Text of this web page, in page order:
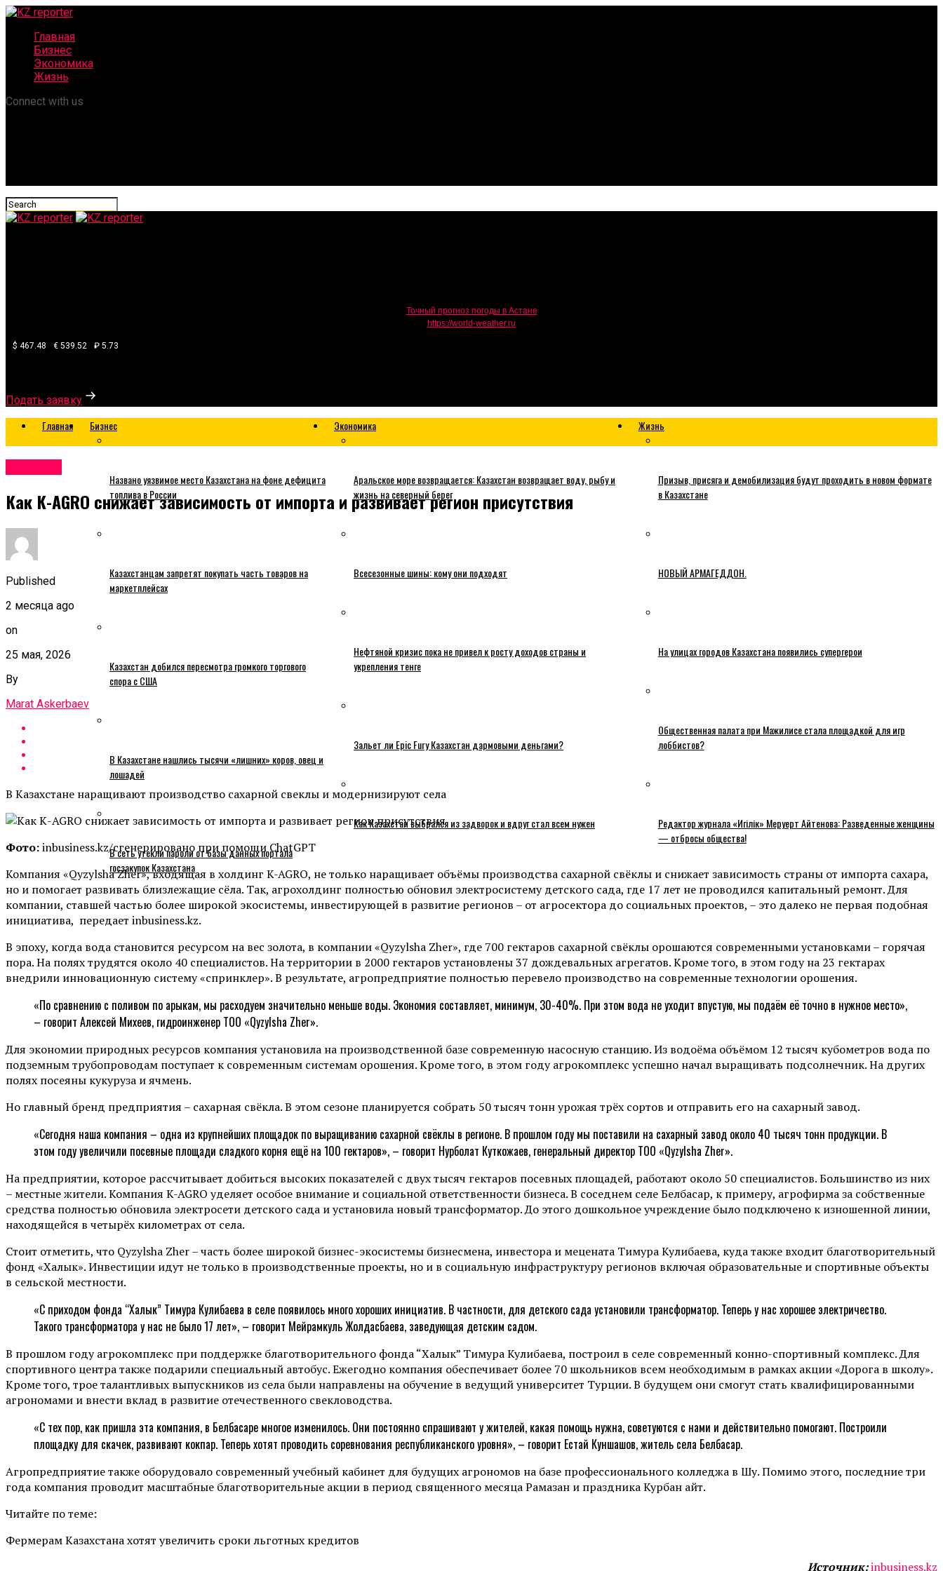
Главная
Бизнес
Экономика
Жизнь
Connect with us
Точный прогноз погоды в Астане
https://world-weather.ru
$ 467.48 € 539.52 ₽ 5.73
Подать заявку
Главная Бизнес
Названо уязвимое место Казахстана на фоне дефицита
топлива в России
Казахстанцам запретят покупать часть товаров на
маркетплейсах
Казахстан добился пересмотра громкого торгового
спора с США
В Казахстане нашлись тысячи «лишних» коров, овец и
лошадей
В сеть утекли пароли от базы данных портала
госзакупок Казахстана
Экономика
Аральское море возвращается: Казахстан возвращает воду, рыбу и
жизнь на северный берег
Всесезонные шины: кому они подходят
Нефтяной кризис пока не привел к росту доходов страны и
укрепления тенге
Зальет ли Epic Fury Казахстан дармовыми деньгами?
Как Казахстан выбрался из задворок и вдруг стал всем нужен
Жизнь
Призыв, присяга и демобилизация будут проходить в новом формате
в Казахстане
НОВЫЙ АРМАГЕДДОН.
На улицах городов Казахстана появились супергерои
Общественная палата при Мажилисе стала площадкой для игр
лоббистов?
Редактор журнала «Игілік» Меруерт Айтенова: Разведенные женщины
— отбросы общества!
Как К-AGRO снижает зависимость от импорта и развивает регион присутствия
Published
2 месяца ago
on
25 мая, 2026
By
Marat Askerbaev
В Казахстане наращивают производство сахарной свеклы и модернизируют села
Фото:inbusiness.kz/сгенерировано при помощи ChatGPT
Компания «Qyzylsha Zher», входящая в холдинг K-AGRO, не только наращивает объёмы производства сахарной свёклы и снижает зависимость страны от импорта сахара,
но и помогает развивать близлежащие сёла. Так, агрохолдинг полностью обновил электросистему детского сада, где 17 лет не проводился капитальный ремонт. Для
компании, ставшей частью более широкой экосистемы, инвестирующей в развитие регионов – от агросектора до социальных проектов, – это далеко не первая подобная
инициатива, передает inbusiness.kz.
В эпоху, когда вода становится ресурсом на вес золота, в компании «Qyzylsha Zher», где 700 гектаров сахарной свёклы орошаются современными установками – горячая
пора. На полях трудятся около 40 специалистов. На территории в 2000 гектаров установлены 37 дождевальных агрегатов. Кроме того, в этом году на 23 гектарах
внедрили инновационную систему «спринклер». В результате, агропредприятие полностью перевело производство на современные технологии орошения.
«По сравнению с поливом по арыкам, мы расходуем значительно меньше воды. Экономия составляет, минимум, 30-40%. При этом вода не уходит впустую, мы подаём её точно в нужное место»,
– говорит Алексей Михеев, гидроинженер ТОО «Qyzylsha Zher».
Для экономии природных ресурсов компания установила на производственной базе современную насосную станцию. Из водоёма объёмом 12 тысяч кубометров вода по
подземным трубопроводам поступает к современным системам орошения. Кроме того, в этом году агрокомплекс успешно начал выращивать подсолнечник. На других
полях посеяны кукуруза и ячмень.
Но главный бренд предприятия – сахарная свёкла. В этом сезоне планируется собрать 50 тысяч тонн урожая трёх сортов и отправить его на сахарный завод.
«Сегодня наша компания – одна из крупнейших площадок по выращиванию сахарной свёклы в регионе. В прошлом году мы поставили на сахарный завод около 40 тысяч тонн продукции. В
этом году увеличили посевные площади сладкого корня ещё на 100 гектаров», – говорит Нурболат Куткожаев, генеральный директор ТОО «Qyzylsha Zher».
На предприятии, которое рассчитывает добиться высоких показателей с двух тысяч гектаров посевных площадей, работают около 50 специалистов. Большинство из них
– местные жители. Компания K-AGRO уделяет особое внимание и социальной ответственности бизнеса. В соседнем селе Белбасар, к примеру, агрофирма за собственные
средства полностью обновила электросети детского сада и установила новый трансформатор. До этого дошкольное учреждение было подключено к изношенной линии,
находящейся в четырёх километрах от села.
Стоит отметить, что Qyzylsha Zher – часть более широкой бизнес-экосистемы бизнесмена, инвестора и мецената Тимура Кулибаева, куда также входит благотворительный
фонд «Халык». Инвестиции идут не только в производственные проекты, но и в социальную инфраструктуру регионов включая образовательные и спортивные объекты
в сельской местности.
«С приходом фонда “Халык” Тимура Кулибаева в селе появилось много хороших инициатив. В частности, для детского сада установили трансформатор. Теперь у нас хорошее электричество.
Такого трансформатора у нас не было 17 лет», – говорит Мейрамкуль Жолдасбаева, заведующая детским садом.
В прошлом году агрокомплекс при поддержке благотворительного фонда “Халык” Тимура Кулибаева, построил в селе современный конно-спортивный комплекс. Для
спортивного центра также подарили специальный автобус. Ежегодно компания обеспечивает более 70 школьников всем необходимым в рамках акции «Дорога в школу».
Кроме того, трое талантливых выпускников из села были направлены на обучение в ведущий университет Турции. В будущем они смогут стать квалифицированными
агрономами и внести вклад в развитие отечественного свекловодства.
«С тех пор, как пришла эта компания, в Белбасаре многое изменилось. Они постоянно спрашивают у жителей, какая помощь нужна, советуются с нами и действительно помогают. Построили
площадку для скачек, развивают кокпар. Теперь хотят проводить соревнования республиканского уровня», – говорит Естай Куншашов, житель села Белбасар.
Агропредприятие также оборудовало современный учебный кабинет для будущих агрономов на базе профессионального колледжа в Шу. Помимо этого, последние три
года компания проводит масштабные благотворительные акции в период священного месяца Рамазан и праздника Курбан айт.
Читайте по теме:
Фермерам Казахстана хотят увеличить сроки льготных кредитов
Источник:inbusiness.kz